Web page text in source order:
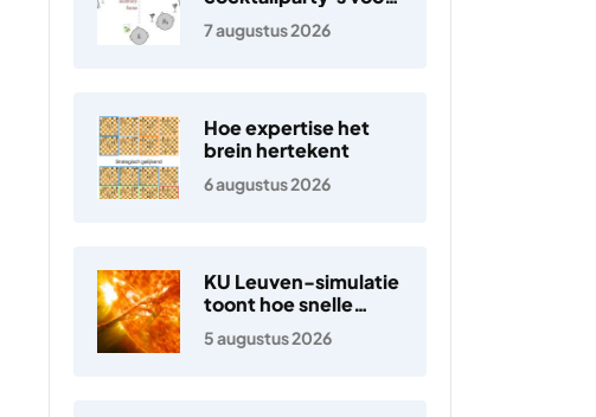
hoortoestellen
7 augustus 2026
Hoe expertise het
brein hertekent
6 augustus 2026
KU Leuven-simulatie
toont hoe snelle
elektronen in de
zonnewind ontstaan
5 augustus 2026